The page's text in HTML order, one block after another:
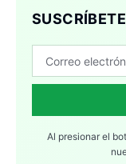
SUSCRÍBETE
Al presionar el